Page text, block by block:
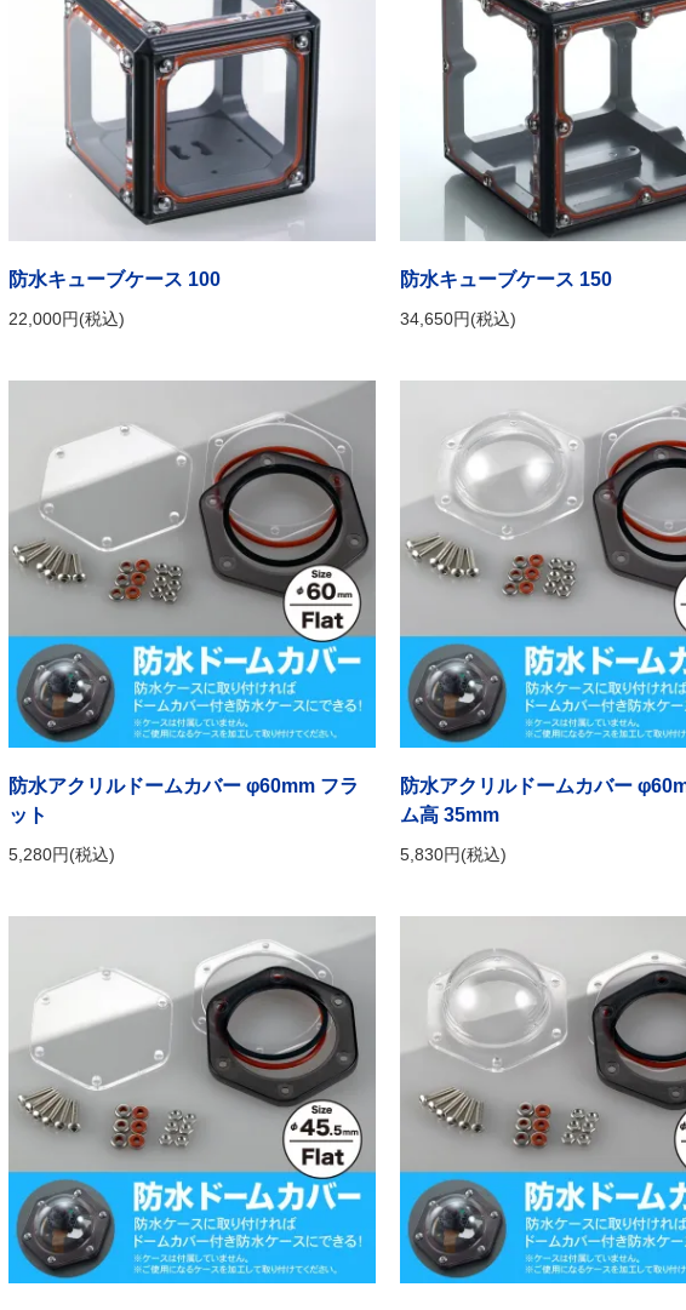
防水キューブケース 100
22,000円(税込)
防水キューブケース 150
34,650円(税込)
防水アクリルドームカバー φ60mm フラ
ット
5,280円(税込)
防水アクリルドームカバー
ム高 35mm
5,830円(税込)